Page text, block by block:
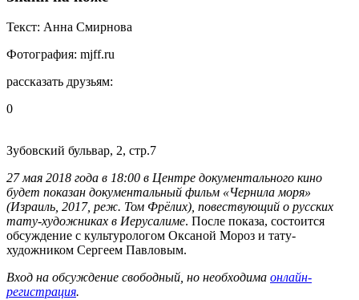
Текст: Анна Смирнова
Фотография: mjff.ru
рассказать друзьям:
0
Зубовский бульвар, 2, стр.7
27 мая 2018 года в 18:00 в Центре документального кино
будет показан документальный фильм «Чернила моря»
(Израиль, 2017, реж. Том Фрёлих), повествующий о русских
тату-художниках в Иерусалиме. После показа, состоится
обсуждение с культурологом Оксаной Мороз и тату-
художником Сергеем Павловым.
Вход на обсуждение свободный, но необходима онлайн-
регистрация.